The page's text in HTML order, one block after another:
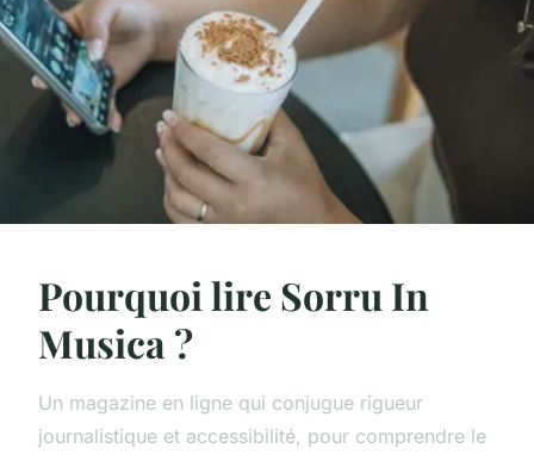
Pourquoi lire Sorru In
Musica ?
Un magazine en ligne qui conjugue rigueur
journalistique et accessibilité, pour comprendre le